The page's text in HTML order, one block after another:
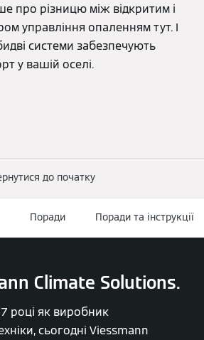
про різницю між відкритим і
управління опаленням тут. І
системи забезпечують
у вашій оселі.
до початку
Поради Поради та інструкції
Climate Solutions.
році як виробник
сьогодні Viessmann